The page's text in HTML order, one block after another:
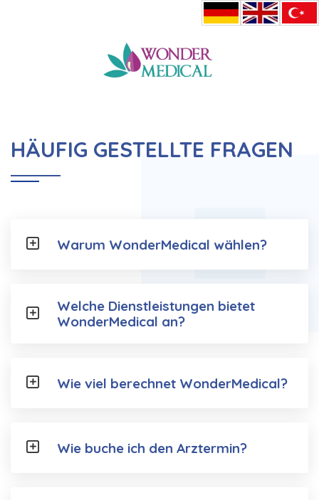
HÄUFIG GESTELLTE FRAGEN
Warum WonderMedical wählen?
Welche Dienstleistungen bietet
WonderMedical an?
Wie viel berechnet WonderMedical?
Wie buche ich den Arztermin?